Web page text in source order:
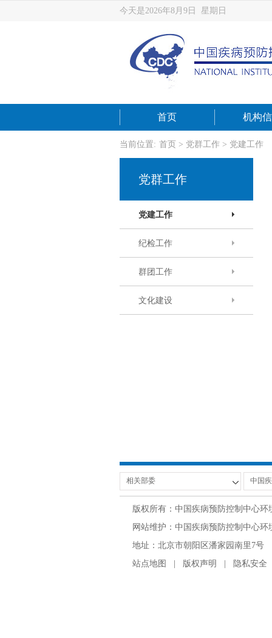
今天是2026年8月9日 星期日
首页 机构
当前位置: 首页 > 党群工作> 党建工作
党群工作
党建工作
纪检工作
群团工作
文化建设
版权所有：中国疾病预防控制中心环
网站维护：中国疾病预防控制中心
地址：北京市朝阳区潘家园南里7号
站点地图
版权声明 隐私安全